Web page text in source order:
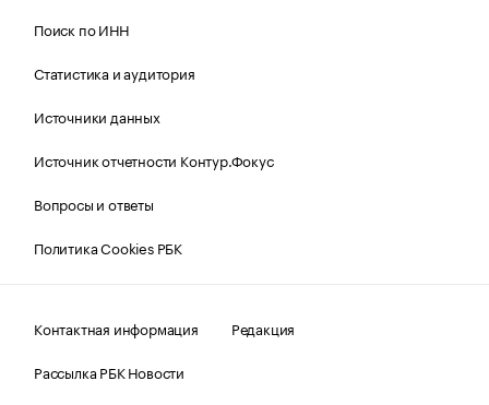
Поиск по ИНН
Статистика и аудитория
Источники данных
Источник отчетности Контур.Фокус
Вопросы и ответы
Политика Cookies РБК
Контактная информация
Редакция
Рассылка РБК Новости